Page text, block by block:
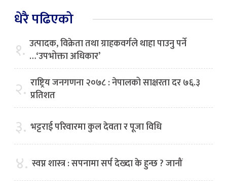
धेरै पढिएको
१. उत्पादक, विक्रेता तथा ग्राहकवर्गले थाहा पाउनु पर्ने
…‘उपभोक्ता अधिकार’
२. राष्ट्रिय जनगणना २०७८ : नेपालको साक्षरता दर ७६.३
प्रतिशत
३. भट्टराई परिवारमा कुल देवता र पूजा विधि
४. स्वप्न शास्त्र : सपनामा सर्प देख्दा के हुन्छ ? जानौं